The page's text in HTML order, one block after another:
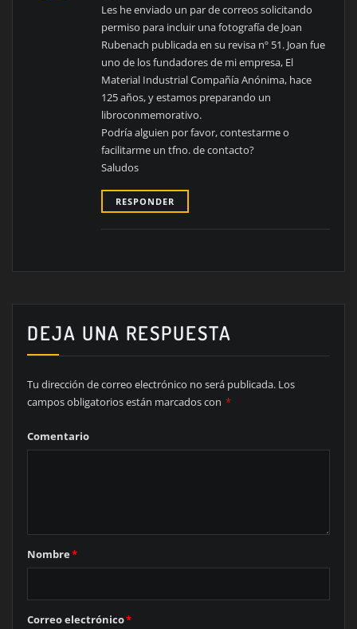
Les he enviado un par de correos solicitando
permiso para incluir una fotografía de Joan
Rubenach publicada en su revisa nº 51. Joan fue
uno de los fundadores de mi empresa, El
Material Industrial Compañía Anónima, hace
125 años, y estamos preparando un
libroconmemorativo.
Podría alguien por favor, contestarme o
facilitarme un tfno. de contacto?
Saludos
RESPONDER
DEJA UNA RESPUESTA
Tu dirección de correo electrónico no será publicada. Los
campos obligatorios están marcados con *
Comentario
Nombre*
Correo electrónico*